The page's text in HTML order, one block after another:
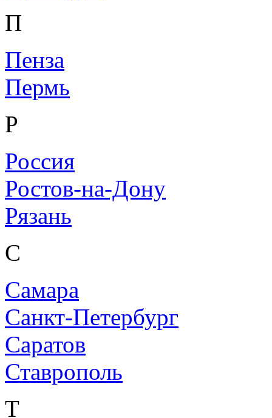
П
Пенза
Пермь
Р
Россия
Ростов-на-Дону
Рязань
С
Самара
Санкт-Петербург
Саратов
Ставрополь
Т